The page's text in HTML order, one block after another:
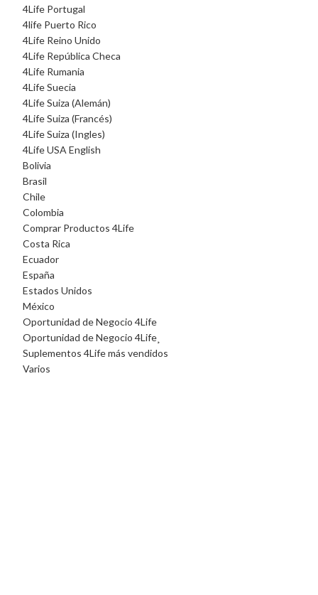
4Life Portugal
4life Puerto Rico
4Life Reino Unido
4Life República Checa
4Life Rumania
4Life Suecia
4Life Suiza (Alemán)
4Life Suiza (Francés)
4Life Suiza (Ingles)
4Life USA English
Bolivia
Brasil
Chile
Colombia
Comprar Productos 4Life
Costa Rica
Ecuador
España
Estados Unidos
México
Oportunidad de Negocio 4Life
Oportunidad de Negocio 4Life¸
Suplementos 4Life más vendidos
Varios